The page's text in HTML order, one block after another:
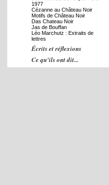
1977
Cézanne au Château Noir
Motifs de Château Noir
Das Chateau Noir
Jas de Bouffan
Léo Marchutz : Extraits de
lettres
Écrits et réflexions
Ce qu'ils ont dit...